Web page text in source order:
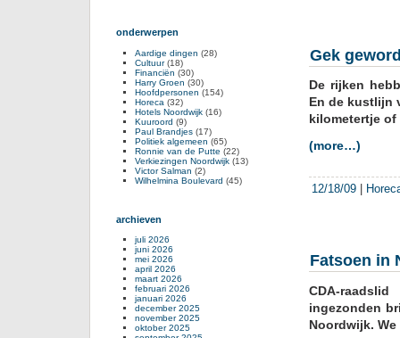
de
naar
De
Gek
De rijken
En de kustlijn
kilometertje of
(more…)
12/18/09
Fatsoen in
CDA-
ingezonden
Noordwijk.
onderwerpen
Aardige dingen (28)
Cultuur(18)
Financiën (30)
Harry Groen (30)
Hoofdpersonen (154)
Horeca (32)
Hotels Noordwijk (16)
Kuuroord (9)
Paul Brandjes (17)
Politiek algemeen (65)
Ronnie van de Putte (22)
Verkiezingen Noordwijk (13)
Victor Salman (2)
Wilhelmina Boulevard (45)
archieven
juli 2026
juni 2026
mei 2026
april 2026
maart 2026
februari 2026
januari 2026
december 2025
november 2025
oktober 2025